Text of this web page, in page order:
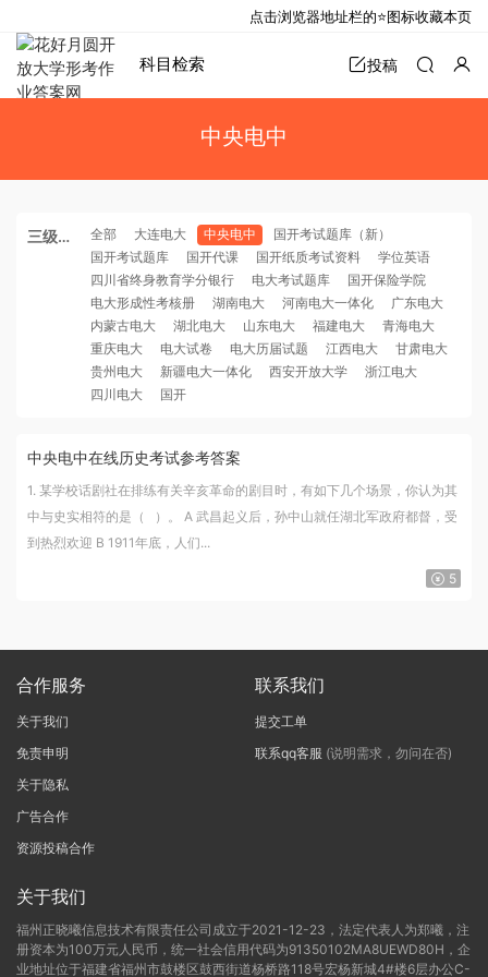
科目检索 投稿
中央电中
三级分
全部 大连电大 中央电中
国开考试题库（新）
国开考试题库
国开代课 国开纸质考试资料
学位英语
四川省终身教育学分银行
电大考试题库
国开保险学院
电大形成性考核册
湖南电大 河南电大一体化
广东电大
内蒙古电大
湖北电大 山东电大 福建电大
青海电大
重庆电大
电大试卷 电大历届试题 江西电大
甘肃电大
贵州电大
新疆电大一体化 西安开放大学
浙江电大
四川电大
国开
中央电中在线历史考试参考答案
1. 某学校话剧社在排练有关辛亥革命的剧目时，有如下几个场景，你认为其
中与史实相符的是（ ）。 A 武昌起义后，孙中山就任湖北军政府都督，受
到热烈欢迎 B 1911年底，人们...
5
合作服务
关于我们
免责申明
关于隐私
广告合作
资源投稿合作
联系我们
提交工单
联系qq客服 (说明需求，勿问在否)
关于我们
福州正晓曦信息技术有限责任公司成立于2021-12-23，法定代表人为郑曦，注
册资本为100万元人民币，统一社会信用代码为91350102MA8UEWD80H，企
业地址位于福建省福州市鼓楼区鼓西街道杨桥路118号宏杨新城4#楼6层办公C-
点击浏览器地址栏的⭐图标收藏本页